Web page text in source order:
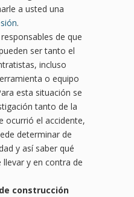
a usted una
.
de que
ser tanto el
incluso
o equipo
esta situación se
tanto de la
ocurrió el accidente,
determinar de
y así saber qué
y en contra de
construcción